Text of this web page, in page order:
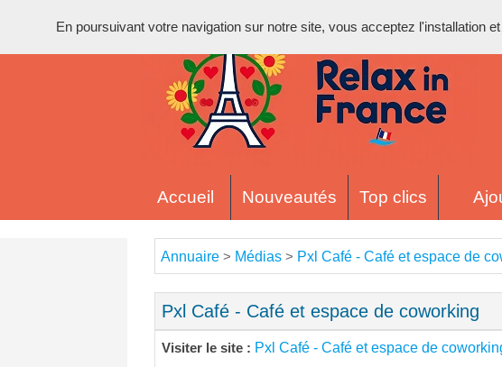
Accueil Nouveautés Top clics
Annuaire > Médias > Pxl Café - Café et espace de
Pxl Café - Café et espace de coworking
Visiter le site : Pxl Café - Café et espace de
En poursuivant votre navigation sur notre site, vous acceptez l'installation